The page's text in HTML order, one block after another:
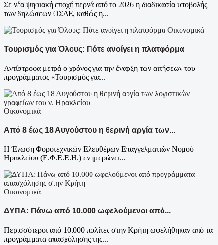
Σε νέα ψηφιακή εποχή περνά από το 2026 η διαδικασία υποβολής
των δηλώσεων ΟΣΔΕ, καθώς η...
Οικονομικά
Τουρισμός για Όλους: Πότε ανοίγει η πλατφόρμα
Αντίστροφα μετρά ο χρόνος για την έναρξη των αιτήσεων του
προγράμματος «Τουρισμός για...
Οικονομικά
Από 8 έως 18 Αυγούστου η θερινή αργία των...
Η Ένωση Φοροτεχνικών Ελευθέρων Επαγγελματιών Νομού
Ηρακλείου (Ε.Φ.Ε.Ε.Η.) ενημερώνει...
Οικονομικά
ΔΥΠΑ: Πάνω από 10.000 ωφελούμενοι από...
Περισσότεροι από 10.000 πολίτες στην Κρήτη ωφελήθηκαν από τα
προγράμματα απασχόλησης της...